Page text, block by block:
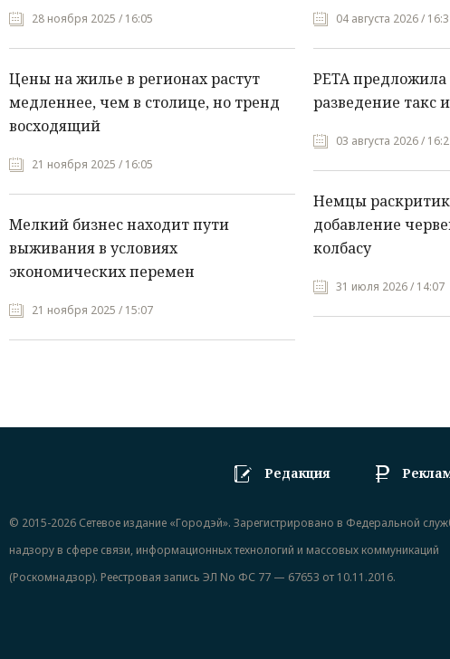
28 ноября 2025 / 16:05
Цены на жилье в регионах растут
медленнее, чем в столице, но тренд
восходящий
21 ноября 2025 / 16:05
Мелкий бизнес находит пути
выживания в условиях
экономических перемен
21 ноября 2025 / 15:07
04 августа 2026 /
PETA
разведение такс
03 августа 2026 /
Немцы
добавление
колбасу
31 июля 2026 / 14:07
Редакция
© 2015-2026 Сетевое издание «Городэй». Зарегистрировано в Федеральной
надзору в сфере связи, информационных технологий и массовых коммуникаций
(Роскомнадзор). Реестровая запись ЭЛ No ФС 77 — 67653 от 10.11.2016.